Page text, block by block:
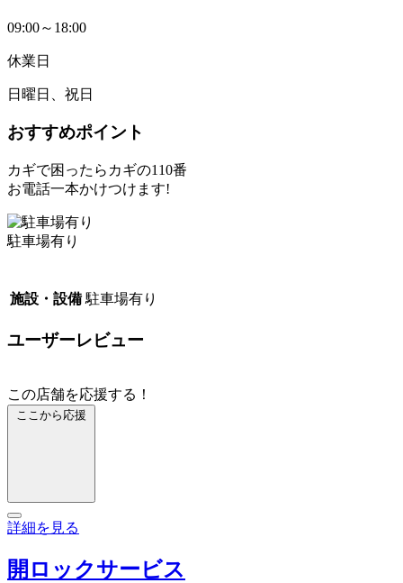
09:00～18:00
休業日
日曜日、祝日
おすすめポイント
カギで困ったらカギの110番
お電話一本かけつけます!
駐車場有り
施設・設備 駐車場有り
ユーザーレビュー
この店舗を応援する！
ここから応援
詳細を見る
開ロックサービス